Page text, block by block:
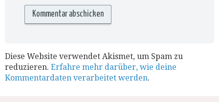
Diese Website verwendet Akismet, um Spam zu
reduzieren. Erfahre mehr darüber, wie deine
Kommentardaten verarbeitet werden.